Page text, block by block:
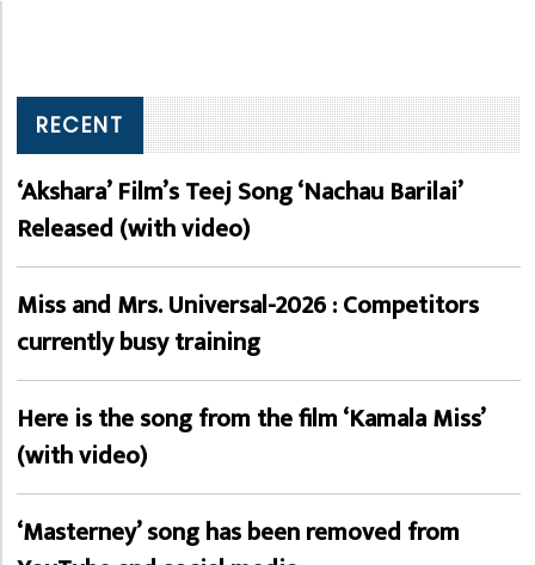
RECENT
‘Akshara’ Film’s Teej Song ‘Nachau Barilai’
Released (with video)
Miss and Mrs. Universal-2026 : Competitors
currently busy training
Here is the song from the film ‘Kamala Miss’
(with video)
‘Masterney’ song has been removed from